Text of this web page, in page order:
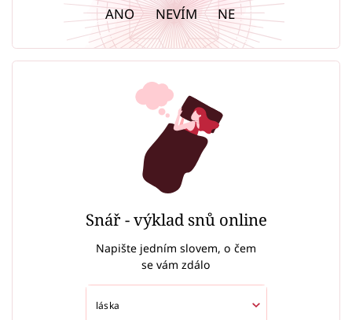
ANO NEVÍM NE
Snář - výklad snů online
Napište jedním slovem, o čem
se vám zdálo